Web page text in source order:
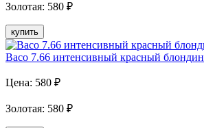
Золотая: 580 ₽
купить
Baco 7.66 интенсивный красный блондин
Цена: 580 ₽
Золотая: 580 ₽